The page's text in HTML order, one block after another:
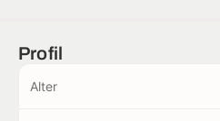
Profil
Alter